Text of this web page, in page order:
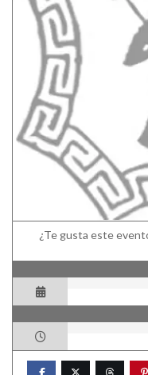
¿Te gusta este